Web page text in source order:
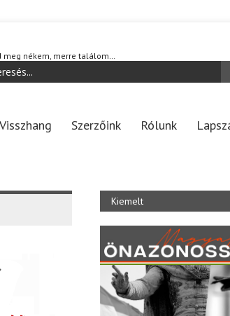
meg nékem, merre találom…
Visszhang Szerzőink Rólunk
Kiemelt